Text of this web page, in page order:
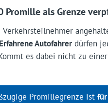
Promille als Grenze
Verkehrsteilnehmer
Erfahrene Autofahrerdürfen
es dabei nicht zu einer
Promillegrenze ist